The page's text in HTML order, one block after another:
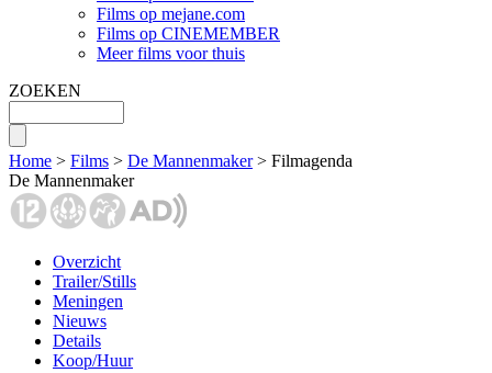
Films op mejane.com
Films op CINEMEMBER
Meer films voor thuis
ZOEKEN
Home > Films > De Mannenmaker> Filmagenda
De Mannenmaker
Overzicht
Trailer/Stills
Meningen
Nieuws
Details
Koop/Huur